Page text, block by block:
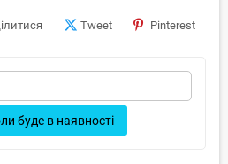
Tweet Pinterest
буде в наявності